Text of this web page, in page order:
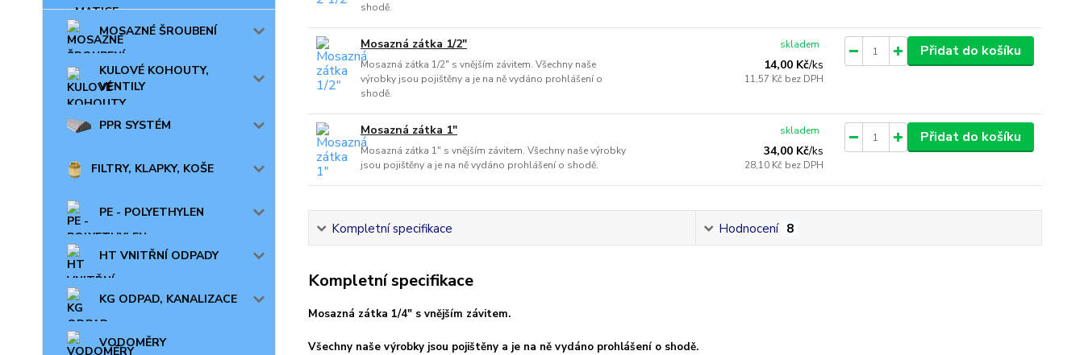
MOSAZNÉ ŠROUBENÍ
KULOVÉ KOHOUTY,
VENTILY
PPR SYSTÉM
FILTRY, KLAPKY, KOŠE
PE - POLYETHYLEN
HT VNITŘNÍ ODPADY
KG ODPAD, KANALIZACE
VODOMĚRY
shodě.
Mosazná zátka 1/2"
Mosazná zátka 1/2" s vnějším závitem. Všechny naše
výrobky jsou pojištěny a je na ně vydáno prohlášení o
shodě.
14,00 Kč/ks
11,57 Kč bez DPH
skladem Přidat do košíku
Mosazná zátka 1"
Mosazná zátka 1" s vnějším závitem. Všechny naše výrobky
jsou pojištěny a je na ně vydáno prohlášení o shodě.
34,00 Kč/ks
28,10 Kč bez DPH
skladem Přidat do košíku
Kompletní specifikace Hodnocení 8
Kompletní specifikace
Mosazná zátka 1/4" s vnějším závitem.
Všechny naše výrobky jsou pojištěny a je na ně vydáno prohlášení o shodě.